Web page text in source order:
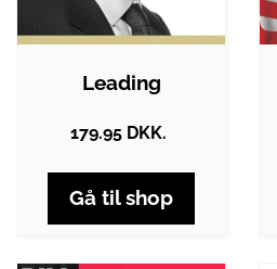
Leading
179.95 DKK.
Gå til shop